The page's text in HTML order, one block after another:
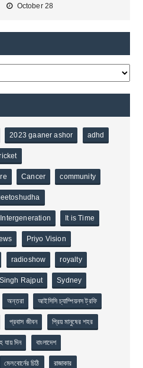
October 28
2023 gaaner ashor adhd
Cancer community
Intergeneration It is Time
Priyo Vision
radioshow royalty
Rajput Sydney
অন্তরা আইসিসি চ্যাম্পিয়নস ট্রফি
প্রবাস জীবন প্রিয় মানুষের শহর
যায় দিন বাংলাদেশ
মেলবোর্নের চিঠি রাজাকার